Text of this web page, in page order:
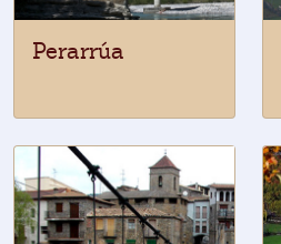
Perarrúa